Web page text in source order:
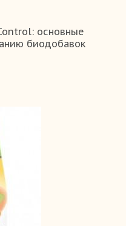
основные
биодобавок